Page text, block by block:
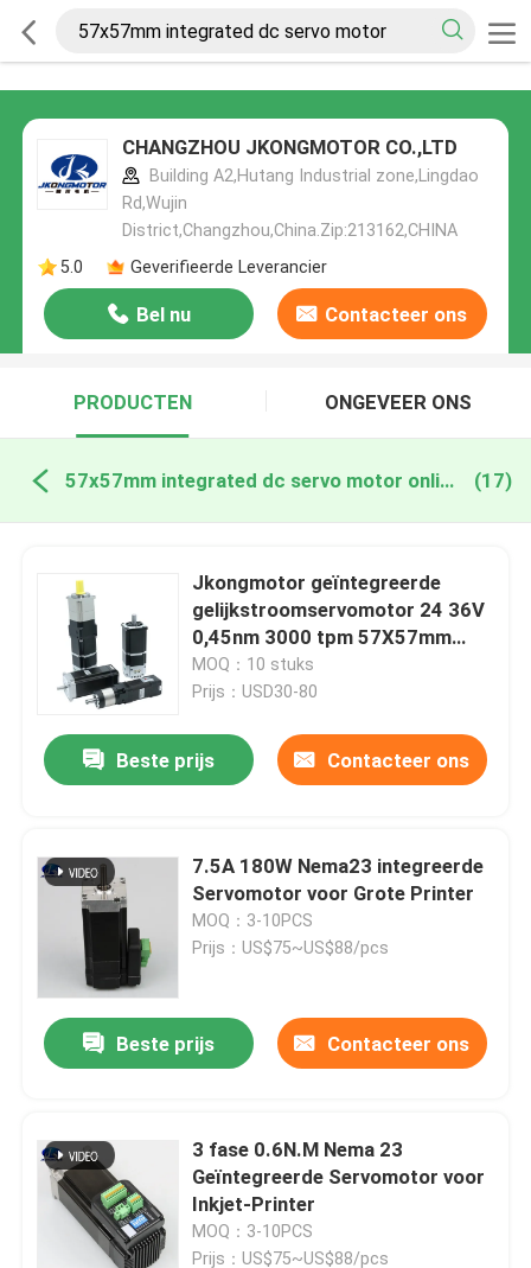
CHANGZHOU JKONGMOTOR CO.,LTD
Building A2,Hutang Industrial zone,Lingdao
Rd,Wujin
District,Changzhou,China.Zip:213162,CHINA
5.0
Geverifieerde Leverancier
Bel nu Contacteer ons
PRODUCTEN ONGEVEER ONS
57x57mm integrated dc servo motor online fabricage (17)
Jkongmotor geïntegreerde
gelijkstroomservomotor 24 36V
0,45nm 3000 tpm 57X57mm
140W
gelijkstroomservomotoren met
MOQ：10 stuks
Prijs：USD30-80
Beste prijs Contacteer ons
7.5A 180W Nema23 integreerde
Servomotor voor Grote Printer
MOQ：3-10PCS
Prijs：US$75~US$88/pcs
Beste prijs Contacteer ons
3 fase 0.6N.M Nema 23
Geïntegreerde Servomotor voor
Inkjet-Printer
MOQ：3-10PCS
Prijs：US$75~US$88/pcs